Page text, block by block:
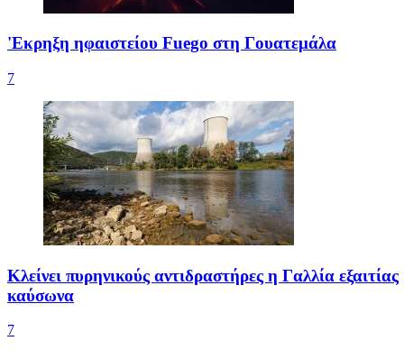
'Εκρηξη ηφαιστείου Fuego στη Γουατεμάλα
7
Κλείνει πυρηνικούς αντιδραστήρες η Γαλλία εξαιτίας
καύσωνα
7